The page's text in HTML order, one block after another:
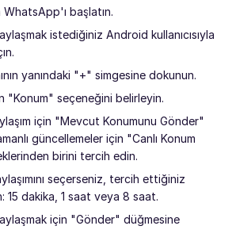
başlatın.
istediğiniz Android kullanıcısıyla
yanındaki "+" simgesine dokunun.
"Konum" seçeneğini belirleyin.
için "Mevcut Konumunu Gönder"
güncellemeler için "Canlı Konum
birini tercih edin.
seçerseniz, tercih ettiğiniz
15 dakika, 1 saat veya 8 saat.
için "Gönder" düğmesine